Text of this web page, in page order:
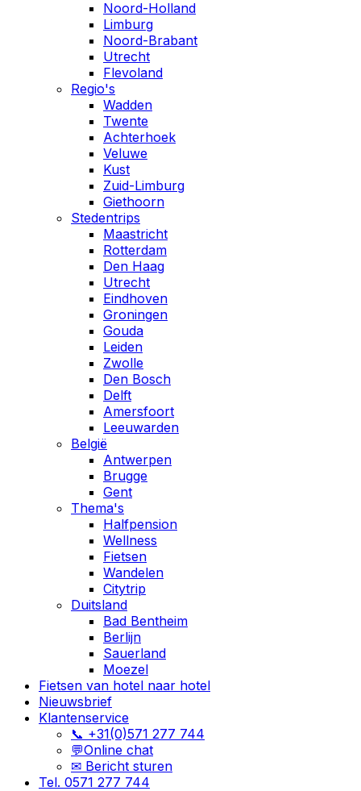
Noord-Holland
Limburg
Noord-Brabant
Utrecht
Flevoland
Regio's
Wadden
Twente
Achterhoek
Veluwe
Kust
Zuid-Limburg
Giethoorn
Stedentrips
Maastricht
Rotterdam
Den Haag
Utrecht
Eindhoven
Groningen
Gouda
Leiden
Zwolle
Den Bosch
Delft
Amersfoort
Leeuwarden
België
Antwerpen
Brugge
Gent
Thema's
Halfpension
Wellness
Fietsen
Wandelen
Citytrip
Duitsland
Bad Bentheim
Berlijn
Sauerland
Moezel
Fietsen van hotel naar hotel
Nieuwsbrief
Klantenservice
📞 +31(0)571 277 744
💬Online chat
✉ Bericht sturen
Tel. 0571 277 744